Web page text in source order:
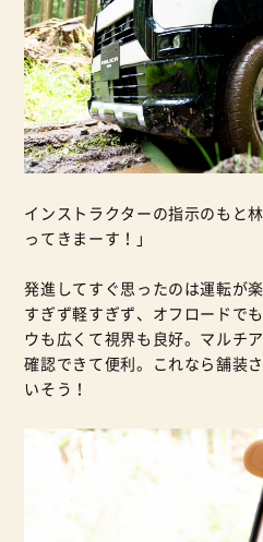
インストラクターの指示のもと
ってきまーす！」
発進してすぐ思ったのは運転が
すぎず軽すぎず、オフロードで
ウも広くて視界も良好。マルチ
確認できて便利。これなら舗装
いそう！